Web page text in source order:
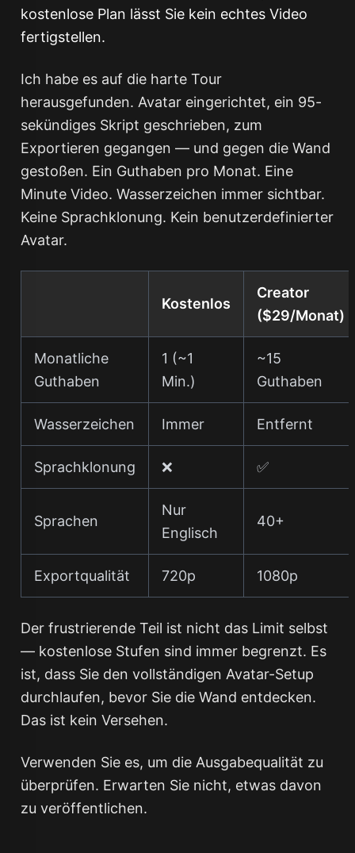
kostenlose Plan lässt Sie kein echtes Video
fertigstellen.
Ich habe es auf die harte Tour
herausgefunden. Avatar eingerichtet, ein 95-
sekündiges Skript geschrieben, zum
Exportieren gegangen — und gegen die Wand
gestoßen. Ein Guthaben pro Monat. Eine
Minute Video. Wasserzeichen immer sichtbar.
Keine Sprachklonung. Kein benutzerdefinierter
Avatar.
Kostenlos
Creator
($29/Monat)
Monatliche
Guthaben
1 (~1
Min.)
~15
Guthaben
Wasserzeichen Immer Entfernt
Sprachklonung ❌ ✅
Sprachen
Nur
Englisch
40+
Exportqualität 720p 1080p
Der frustrierende Teil ist nicht das Limit selbst
— kostenlose Stufen sind immer begrenzt. Es
ist, dass Sie den vollständigen Avatar-Setup
durchlaufen, bevorSie die Wand entdecken.
Das ist kein Versehen.
Verwenden Sie es, um die Ausgabequalität zu
überprüfen. Erwarten Sie nicht, etwas davon
zu veröffentlichen.